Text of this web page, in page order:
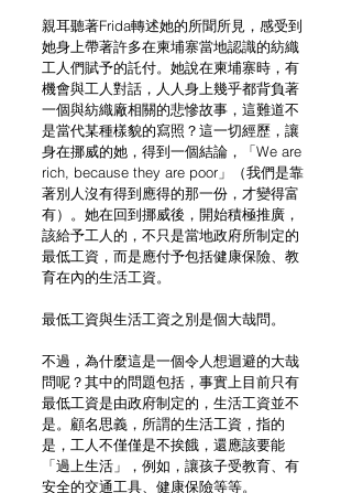
親耳聽著Frida轉述她的所聞所見，感受到
她身上帶著許多在柬埔寨當地認識的紡織
工人們賦予的託付。她說在柬埔寨時，有
機會與工人對話，人人身上幾乎都背負著
一個與紡織廠相關的悲慘故事，這難道不
是當代某種樣貌的寫照？這一切經歷，讓
身在挪威的她，得到一個結論，「We are
rich, because they are poor」（我們是靠
著別人沒有得到應得的那一份，才變得富
有）。她在回到挪威後，開始積極推廣，
該給予工人的，不只是當地政府所制定的
最低工資，而是應付予包括健康保險、教
育在內的生活工資。
最低工資與生活工資之別是個大哉問。
不過，為什麼這是一個令人想迴避的大哉
問呢？其中的問題包括，事實上目前只有
最低工資是由政府制定的，生活工資並不
是。顧名思義，所謂的生活工資，指的
是，工人不僅僅是不挨餓，還應該要能
「過上生活」，例如，讓孩子受教育、有
安全的交通工具、健康保險等等。